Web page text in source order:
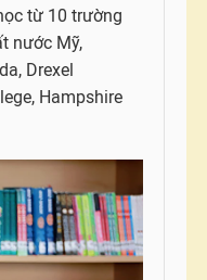
từ 10 trường
nước Mỹ,
Drexel
Hampshire